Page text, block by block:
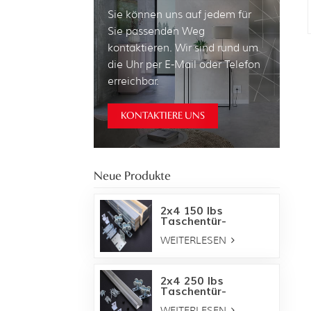
Sie können uns auf jedem für
Sie passenden Weg
kontaktieren. Wir sind rund um
die Uhr per E-Mail oder Telefon
erreichbar.
KONTAKTIERE UNS
Neue Produkte
2x4 150 lbs
Taschentür-
Rahmensatz
WEITERLESEN
2x4 250 lbs
Taschentür-